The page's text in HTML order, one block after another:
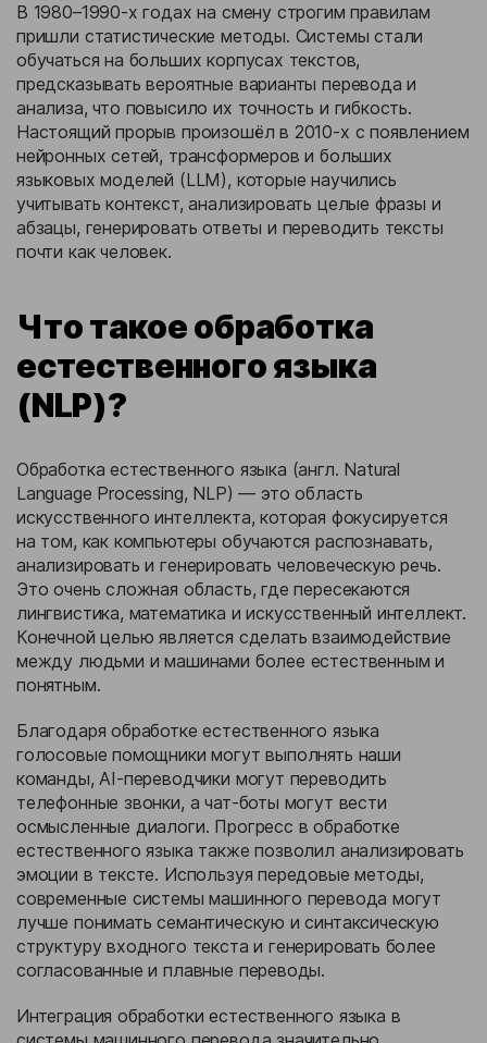
В 1980–1990-х годах на смену строгим правилам
пришли статистические методы. Системы стали
обучаться на больших корпусах текстов,
предсказывать вероятные варианты перевода и
анализа, что повысило их точность и гибкость.
Настоящий прорыв произошёл в 2010-х с появлением
нейронных сетей, трансформеров и больших
языковых моделей (LLM), которые научились
учитывать контекст, анализировать целые фразы и
абзацы, генерировать ответы и переводить тексты
почти как человек.
Что такое обработка
естественного языка
(NLP)?
Обработка естественного языка (англ. Natural
Language Processing, NLP) — это область
искусственного интеллекта, которая фокусируется
на том, как компьютеры обучаются распознавать,
анализировать и генерировать человеческую речь.
Это очень сложная область, где пересекаются
лингвистика, математика и искусственный интеллект.
Конечной целью является сделать взаимодействие
между людьми и машинами более естественным и
понятным.
Благодаря обработке естественного языка
голосовые помощники могут выполнять наши
команды, AI-переводчики могут переводить
телефонные звонки, а чат-боты могут вести
осмысленные диалоги. Прогресс в обработке
естественного языка также позволил анализировать
эмоции в тексте. Используя передовые методы,
современные системы машинного перевода могут
лучше понимать семантическую и синтаксическую
структуру входного текста и генерировать более
согласованные и плавные переводы.
Интеграция обработки естественного языка в